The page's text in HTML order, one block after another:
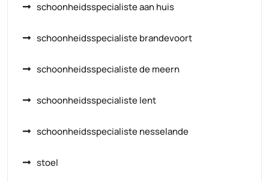
schoonheidsspecialiste aan huis
schoonheidsspecialiste brandevoort
schoonheidsspecialiste de meern
schoonheidsspecialiste lent
schoonheidsspecialiste nesselande
stoel